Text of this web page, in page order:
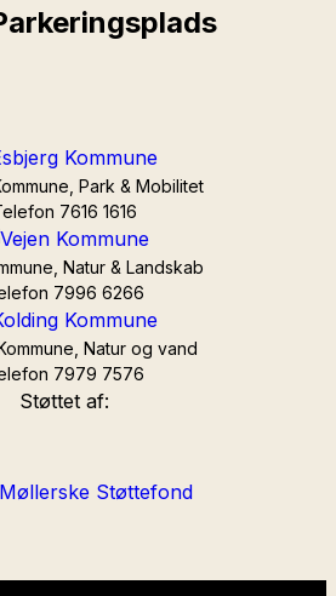
Park & Mobilitet
7616 1616
Natur & Landskab
7996 6266
Natur og vand
7979 7576
Støttet af: